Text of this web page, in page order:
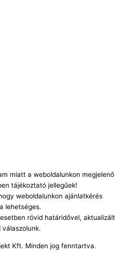
miatt a weboldalunkon megjelenő
tájékoztató jellegűek!
weboldalunkon ajánlatkérés
lehetséges.
rövid határidővel, aktualizált
válaszolunk.
Kft. Minden jog fenntartva.